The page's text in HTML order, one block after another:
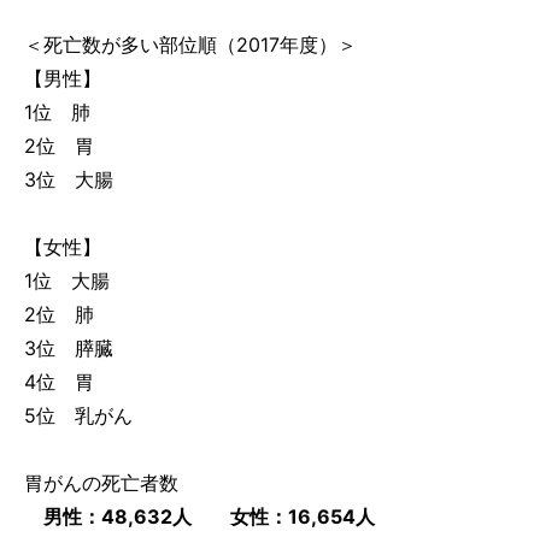
＜死亡数が多い部位順（2017年度）＞
【男性】
1位 肺
2位 胃
3位 大腸
【女性】
1位 大腸
2位 肺
3位 膵臓
4位 胃
5位 乳がん
胃がんの死亡者数
男性：48,632人 女性：16,654人